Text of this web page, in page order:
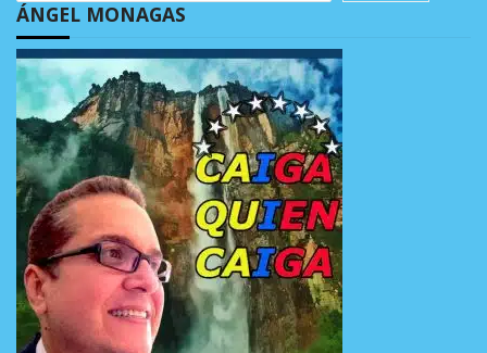
ÁNGEL MONAGAS